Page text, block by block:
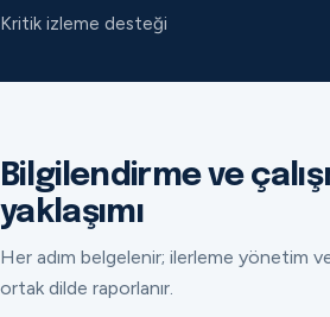
Kritik izleme desteği
Bilgilendirme ve
yaklaşımı
Her adım belgelenir; ilerleme yönetim
ortak dilde raporlanır.